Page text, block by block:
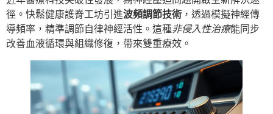
徑。快鬆健康護脊工坊引進波頻調節技術 ，透過模擬神經傳
導頻率，精準調節自律神經活性。這種非侵入性治療能同步
改善血液循環與組織修復，帶來雙重療效。